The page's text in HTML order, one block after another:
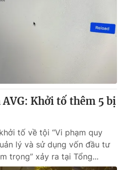
Khởi tố thêm 5 bị
tố về tội “Vi phạm quy
lý và sử dụng vốn đầu tư
trọng” xảy ra tại Tổng...